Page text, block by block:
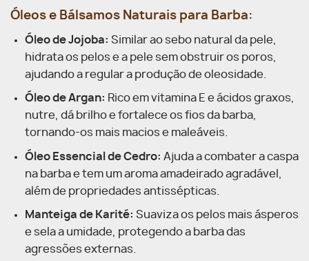
Óleos e Bálsamos Naturais para Barba:
Óleo de Jojoba: Similar ao sebo natural da pele,
hidrata os pelos e a pele sem obstruir os poros,
ajudando a regular a produção de oleosidade.
Óleo de Argan: Rico em vitamina E e ácidos graxos,
nutre, dá brilho e fortalece os fios da barba,
tornando-os mais macios e maleáveis.
Óleo Essencial de Cedro: Ajuda a combater a caspa
na barba e tem um aroma amadeirado agradável,
além de propriedades antissépticas.
Manteiga de Karité: Suaviza os pelos mais ásperos
e sela a umidade, protegendo a barba das
agressões externas.